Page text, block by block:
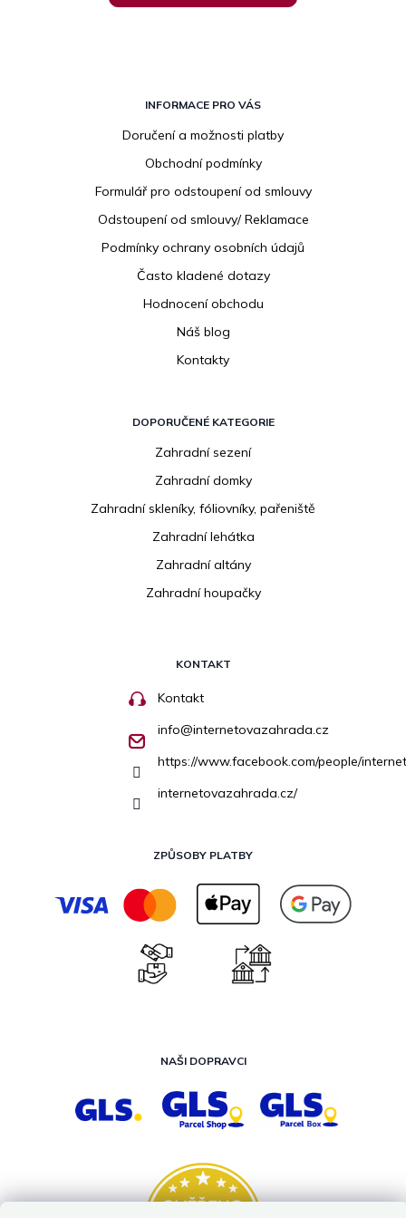
INFORMACE PRO VÁS
Doručení a možnosti platby
Obchodní podmínky
Formulář pro odstoupení od smlouvy
Odstoupení od smlouvy/ Reklamace
Podmínky ochrany osobních údajů
Často kladené dotazy
Hodnocení obchodu
Náš blog
Kontakty
DOPORUČENÉ KATEGORIE
Zahradní sezení
Zahradní domky
Zahradní skleníky, fóliovníky, pařeniště
Zahradní lehátka
Zahradní altány
Zahradní houpačky
KONTAKT
Kontakt
info@internetovazahrada.cz
https://www.facebook.com/people/
internetovazahrada.cz/
ZPŮSOBY PLATBY
NAŠI DOPRAVCI